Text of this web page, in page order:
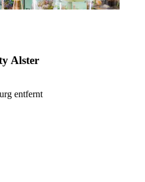
Alster
entfernt